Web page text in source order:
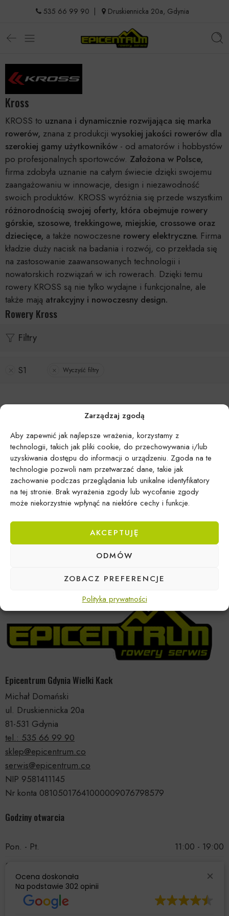
Zarządzaj zgodą
Aby zapewnić jak najlepsze wrażenia, korzystamy z
technologii, takich jak pliki cookie, do przechowywania i/lub
uzyskiwania dostępu do informacji o urządzeniu. Zgoda na te
technologie pozwoli nam przetwarzać dane, takie jak
zachowanie podczas przeglądania lub unikalne identyfikatory
na tej stronie. Brak wyrażenia zgody lub wycofanie zgody
może niekorzystnie wpłynąć na niektóre cechy i funkcje.
AKCEPTUJĘ
ODMÓW
ZOBACZ PREFERENCJE
Polityka prywatności
535 66 99 90 Druskiennicka 20a, Gdynia
Kross
KROSS to uznana i dynamicznie rozwijająca się marka
rowerów, znana z produkcji wysokiej jakości rowerów dla
szerokiej gamy użytkowników - od amatorów i hobbystów
po profesjonalnych sportowców. Założona w Polsce,
firma zdobyła uznanie na całym świecie dzięki swojemu
zaangażowaniu w innowacje, design i niezawodność
swoich produktów. KROSS wyróżnia się przede wszystkim
różnorodnością swojej oferty, która obejmuje rowery
górskie, szosowe, trekkingowe, miejskie, crossowe oraz
dziecięce, a także nowoczesne rowery elektryczne. Firma
kładzie duży nacisk na badania i rozwój, co przekłada się
na zastosowanie zaawansowanych technologii i
nowatorskich rozwiązań w ich rowerach. Dzięki temu
rowery KROSS są nie tylko wydajne i funkcjonalne, ale
także mają atrakcyjny i nowoczesny design.
Rowery Kross
Filtry
S1 Wyczyść filtry
Brak produktów spełniających kryteria
Epicentrum Gdynia Wielki Kack
Michał Domański
ul. Druskiennicka 20a
81-531 Gdynia
tel.: 535 66 99 90
sklep@epicentrum.co
serwis@epicentrum.co
NIP 9581411145
Nr konta 08105017641000009076798579
Godziny otwarcia
Pon. - Pt.
11:00 - 19:00
Sobota
Niedziela
Ocena doskonała
Na podstawie 302 opinii